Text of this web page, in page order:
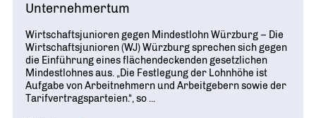
Unternehmertum
Wirtschaftsjunioren gegen Mindestlohn Würzburg – Die
Wirtschaftsjunioren (WJ) Würzburg sprechen sich gegen
die Einführung eines flächendeckenden gesetzlichen
Mindestlohnes aus. „Die Festlegung der Lohnhöhe ist
Aufgabe von Arbeitnehmern und Arbeitgebern sowie der
Tarifvertragsparteien.“, so ...